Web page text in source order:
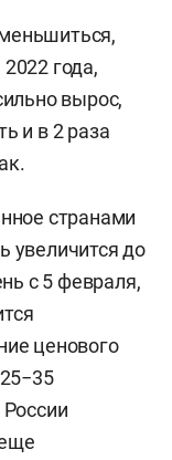
года,
вырос,
и в 2 раза
странами
увеличится до
с 5 февраля,
ценового